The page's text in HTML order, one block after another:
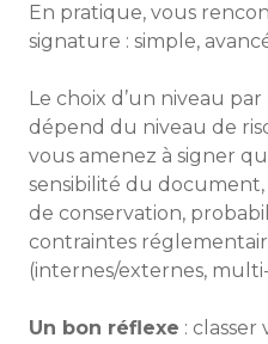
En pratique, vous
signature : simple,
Le choix d’un niveau
dépend du niveau de
vous amenez à signer
sensibilité du
de conservation,
contraintes
(internes/externes,
Un bon réflexe : classer